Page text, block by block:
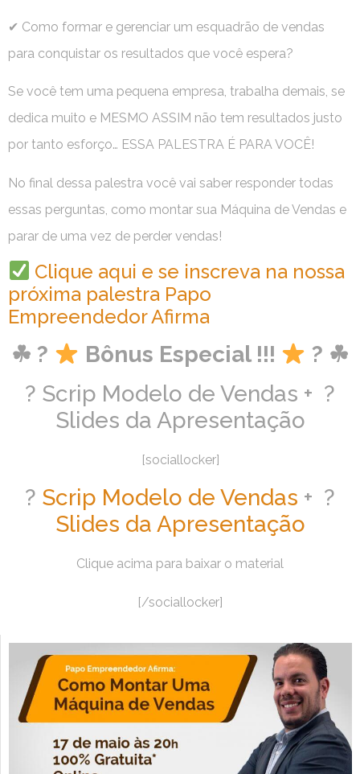
✔ Como formar e gerenciar um esquadrão de vendas
para conquistar os resultados que você espera?
Se você tem uma pequena empresa, trabalha demais, se
dedica muito e MESMO ASSIM não tem resultados justo
por tanto esforço… ESSA PALESTRA É PARA VOCÊ!
No final dessa palestra você vai saber responder todas
essas perguntas, como montar sua Máquina de Vendas e
parar de uma vez de perder vendas!
Clique aqui e se inscreva na nossa
próxima palestra Papo
Empreendedor Afirma
☘ ? Bônus Especial !!!
? ☘
? Scrip Modelo de Vendas + ?
Slides da Apresentação
[sociallocker]
? Scrip Modelo de Vendas + ?
Slides da Apresentação
Clique acima para baixar o material
[/sociallocker]